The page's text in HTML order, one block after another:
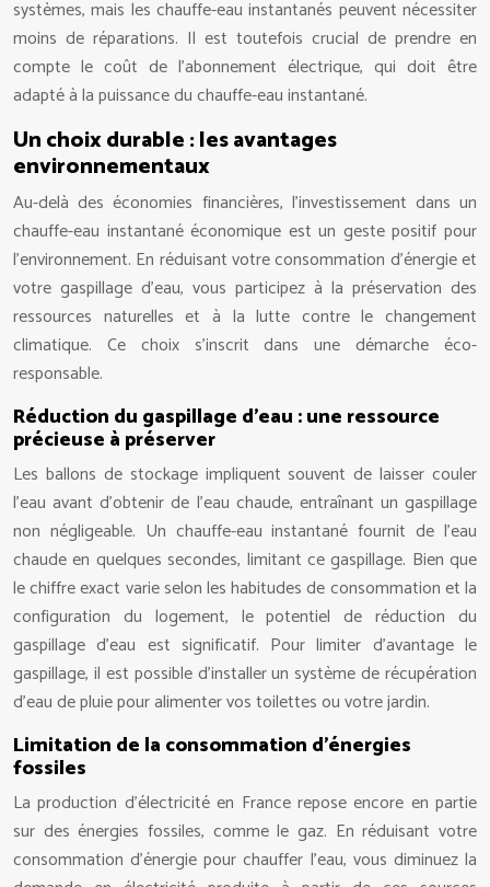
systèmes, mais les chauffe-eau instantanés peuvent nécessiter
moins de réparations. Il est toutefois crucial de prendre en
compte le coût de l’abonnement électrique, qui doit être
adapté à la puissance du chauffe-eau instantané.
Un choix durable : les avantages
environnementaux
Au-delà des économies financières, l’investissement dans un
chauffe-eau instantané économique est un geste positif pour
l’environnement. En réduisant votre consommation d’énergie et
votre gaspillage d’eau, vous participez à la préservation des
ressources naturelles et à la lutte contre le changement
climatique. Ce choix s’inscrit dans une démarche éco-
responsable.
Réduction du gaspillage d’eau : une ressource
précieuse à préserver
Les ballons de stockage impliquent souvent de laisser couler
l’eau avant d’obtenir de l’eau chaude, entraînant un gaspillage
non négligeable. Un chauffe-eau instantané fournit de l’eau
chaude en quelques secondes, limitant ce gaspillage. Bien que
le chiffre exact varie selon les habitudes de consommation et la
configuration du logement, le potentiel de réduction du
gaspillage d’eau est significatif. Pour limiter d’avantage le
gaspillage, il est possible d’installer un système de récupération
d’eau de pluie pour alimenter vos toilettes ou votre jardin.
Limitation de la consommation d’énergies
fossiles
La production d’électricité en France repose encore en partie
sur des énergies fossiles, comme le gaz. En réduisant votre
consommation d’énergie pour chauffer l’eau, vous diminuez la